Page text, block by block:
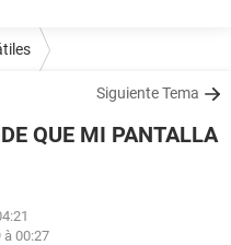
Siguiente Tema
QUE MI PANTALLA
à 00:27